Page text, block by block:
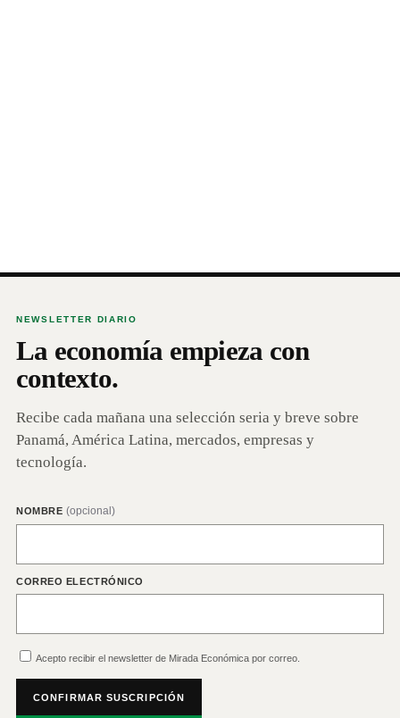
NEWSLETTER DIARIO
La economía empieza con
contexto.
Recibe cada mañana una selección seria y breve sobre
Panamá, América Latina, mercados, empresas y
tecnología.
NOMBRE (opcional)
CORREO ELECTRÓNICO
Acepto recibir el newsletter de Mirada Económica por correo.
CONFIRMAR SUSCRIPCIÓN